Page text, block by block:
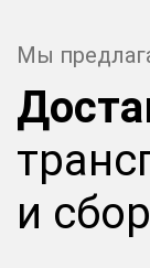
Мы
и